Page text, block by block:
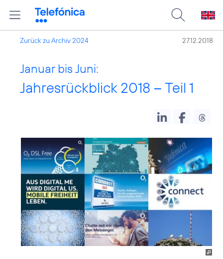
Zurück zu Archiv 2024 27.12.2018
Januar bis Juni:
Jahresrückblick 2018 – Teil 1